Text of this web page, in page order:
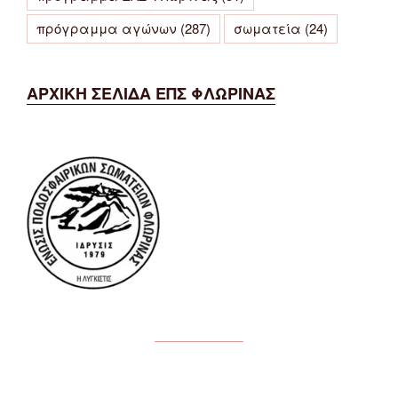
πρόγραμμα αγώνων (287) σωματεία (24)
ΑΡΧΙΚΗ ΣΕΛΙΔΑ ΕΠΣ ΦΛΩΡΙΝΑΣ